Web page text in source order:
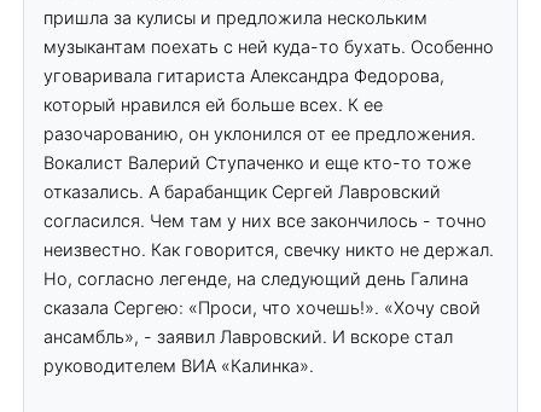
пришла за кулисы и предложила нескольким
музыкантам поехать с ней куда-то бухать. Особенно
уговаривала гитариста Александра Федорова,
который нравился ей больше всех. К ее
разочарованию, он уклонился от ее предложения.
Вокалист Валерий Ступаченко и еще кто-то тоже
отказались. А барабанщик Сергей Лавровский
согласился. Чем там у них все закончилось - точно
неизвестно. Как говорится, свечку никто не держал.
Но, согласно легенде, на следующий день Галина
сказала Сергею: «Проси, что хочешь!». «Хочу свой
ансамбль», - заявил Лавровский. И вскоре стал
руководителем ВИА «Калинка».